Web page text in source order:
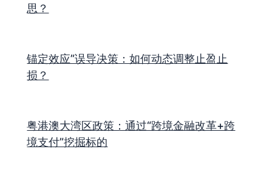
思？
锚定效应”误导决策：如何动态调整止盈止
损？
粤港澳大湾区政策：通过“跨境金融改革+跨
境支付”挖掘标的